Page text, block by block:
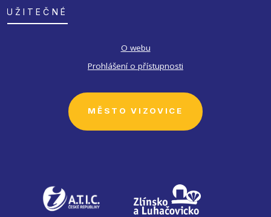
UŽITEČNÉ
O webu
Prohlášení o přístupnosti
MĚSTO VIZOVICE